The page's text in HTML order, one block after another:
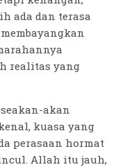
ada dan terasa
realitas yang
akan
kuasa yang
perasaan hormat
Allah itu jauh,